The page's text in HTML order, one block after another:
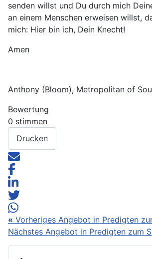
senden willst und Du durch mich
an einem Menschen erweisen willst,
mich: Hier bin ich, Dein Knecht!
Amen
Anthony (Bloom), Metropolitan of
Bewertung
0 stimmen
Drucken
« Vorheriges Angebot in Predigten
Nächstes Angebot in Predigten zum